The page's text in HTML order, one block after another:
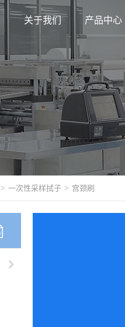
关于我们 产品中心
> 一次性采样拭子 > 宫颈刷